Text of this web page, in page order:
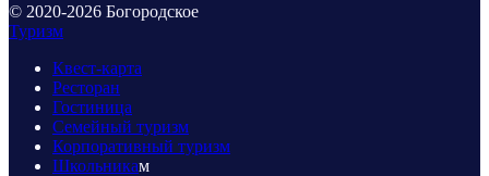
© 2020-2026 Богородское
Туризм
Квест-карта
Ресторан
Гостиница
Семейный туризм
Корпоративный туризм
Школьникам